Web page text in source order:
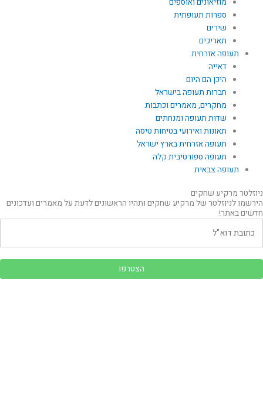
מוזיאונים ואוספים
ספרות תעופתית
שירים
תאריכים
תעופה אזרחית
דאייה
היכן הם היום
חברות תעופה בישראל
מחקרים, מאמרים וכתבות
שדות תעופה ומנחתים
תאונות ואירועי בטיחות טיסה
תעופה אזרחית בארץ ישראל
תעופה ספורטיבית קלה
תעופה צבאית
ניוזלטר מרקיע שחקים
הירשמו לניוזלטר של מרקיע שחקים ותהיו הראשונים לדעת על מאמרים ועדכונים
חדשים באתר!